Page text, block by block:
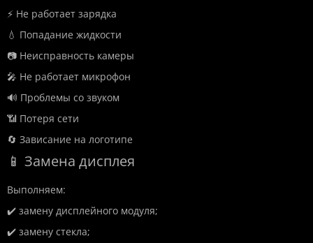
⚡ Не работает зарядка
💧 Попадание жидкости
📷 Неисправность камеры
🎤 Не работает микрофон
🔊 Проблемы со звуком
📶 Потеря сети
🔄 Зависание на логотипе
📱 Замена дисплея
Выполняем:
✔️ замену дисплейного модуля;
✔️ замену стекла;